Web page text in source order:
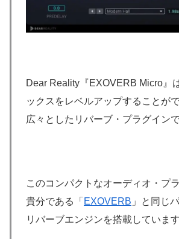
Dear Reality『EXOVERB Micro』
ックスをレベルアップすることが
広々としたリバーブ・プラグインで
このコンパクトなオーディオ・プ
貴分である「 EXOVERB 」と同じ
リバーブエンジンを搭載しています